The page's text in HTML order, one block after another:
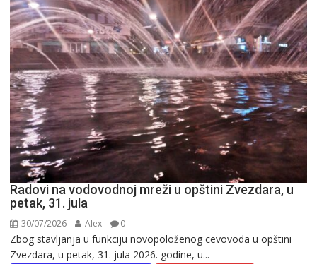
Radovi na vodovodnoj mreži u opštini Zvezdara, u
petak, 31. jula
30/07/2026 Alex 0
Zbog stavljanja u funkciju novopoloženog cevovoda u opštini
Zvezdara, u petak, 31. jula 2026. godine, u...